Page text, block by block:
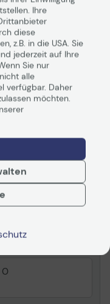
C-EXV 28 - 1 -
Magenta,
Trommel-Kit
Kit
C5045i, C5051,
C5250, C5250i,
0
Ihre
diese
z.B. in die USA. Sie
jederzeit auf Ihre
Sie nur
alle
verfügbar. Daher
möchten.